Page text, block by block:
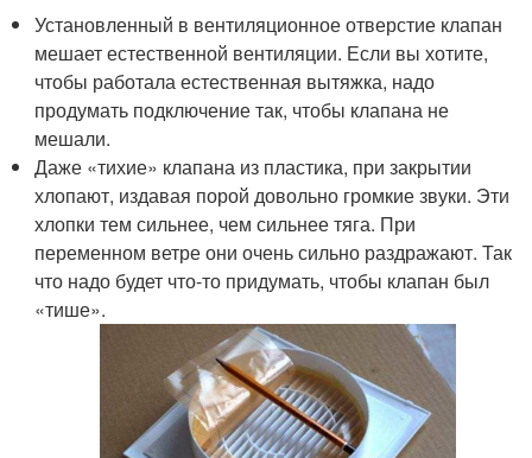
Установленный в вентиляционное отверстие клапан
мешает естественной вентиляции. Если вы хотите,
чтобы работала естественная вытяжка, надо
продумать подключение так, чтобы клапана не
мешали.
Даже «тихие» клапана из пластика, при закрытии
хлопают, издавая порой довольно громкие звуки. Эти
хлопки тем сильнее, чем сильнее тяга. При
переменном ветре они очень сильно раздражают. Так
что надо будет что-то придумать, чтобы клапан был
«тише».